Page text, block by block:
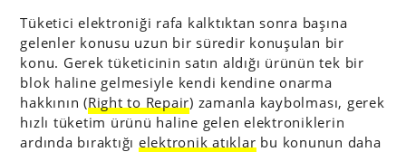
Tüketici elektroniği rafa kalktıktan sonra başına
gelenler konusu uzun bir süredir konuşulan bir
konu. Gerek tüketicinin satın aldığı ürünün tek bir
blok haline gelmesiyle kendi kendine onarma
hakkının (Right to Repair) zamanla kaybolması, gerek
hızlı tüketim ürünü haline gelen elektroniklerin
ardında bıraktığı elektronik atıklar bu konunun daha